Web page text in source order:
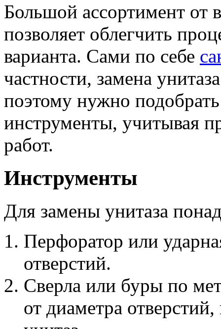
Большой ассортимент от
позволяет облегчить
варианта. Сами по себе
частности, замена
поэтому нужно
инструменты, учитывая
работ.
Инструменты
Для замены унитаза
Перфоратор или
отверстий.
Сверла или буры по
от диаметра отверстий,